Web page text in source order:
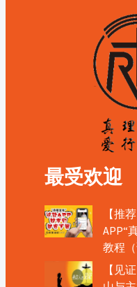
最受欢迎
【推
APP“
教程（
【见